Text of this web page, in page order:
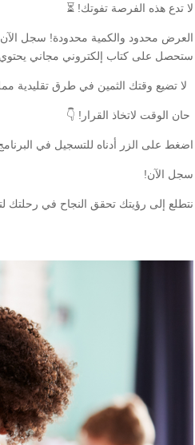
لا تدع هذه الفرصة تفوتك! ⏳
ستحصل على كتاب إلكتروني مجاني يحتوي
لا تضيع وقتك الثمين في طرق تقليدية
حان الوقت لاتخاذ القرار! 👇
اضغط على الزر أدناه للتسجيل في
سجل الآن!
نتطلع إلى رؤيتك تحقق النجاح في رحلتك